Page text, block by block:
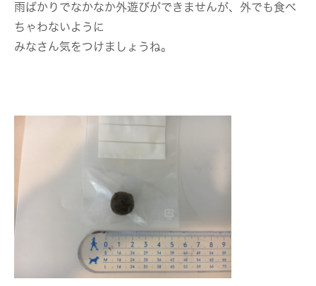
雨ばかりでなかなか外遊びができませんが、外でも食べ
ちゃわないように
みなさん気をつけましょうね。